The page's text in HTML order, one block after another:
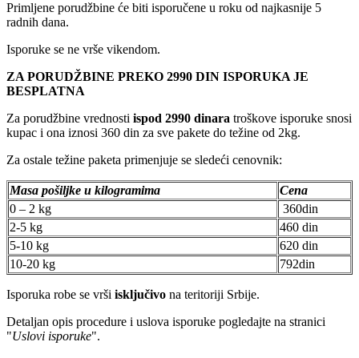
Primljene porudžbine će biti isporučene u roku od najkasnije 5
radnih dana.
Isporuke se ne vrše vikendom.
ZA PORUDŽBINE PREKO 2990 DIN ISPORUKA JE
BESPLATNA
Za porudžbine vrednosti ispod 2990 dinara troškove isporuke snosi
kupac i ona iznosi 360 din za sve pakete do težine od 2kg.
Za ostale težine paketa primenjuje se sledeći cenovnik:
Masa pošiljke u kilogramima
Cena
0 – 2 kg
360din
2-5 kg
460 din
5-10 kg
620 din
10-20 kg
792din
Isporuka robe se vrši isključivo na teritoriji Srbije.
Detaljan opis procedure i uslova isporuke pogledajte na stranici
"Uslovi isporuke".